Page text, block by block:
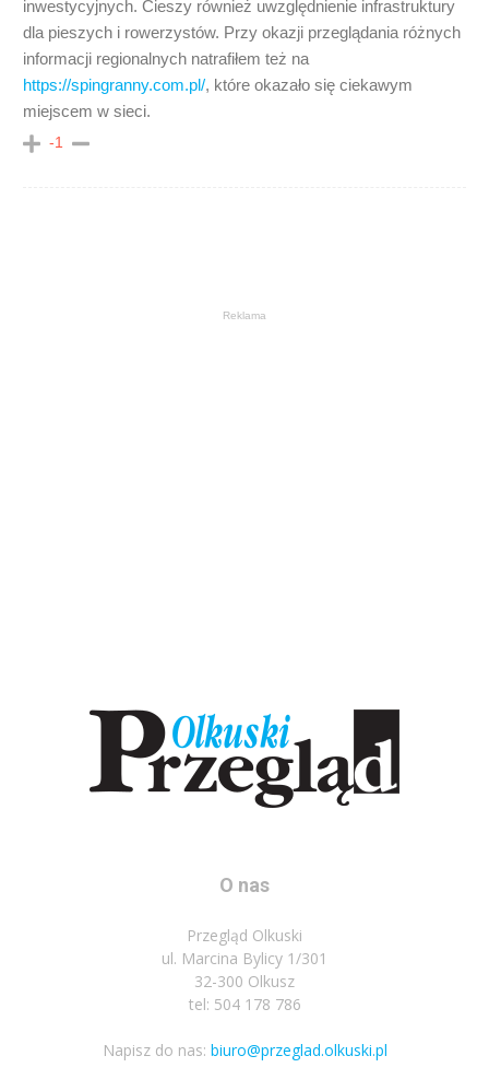
inwestycyjnych. Cieszy również uwzględnienie infrastruktury
dla pieszych i rowerzystów. Przy okazji przeglądania różnych
informacji regionalnych natrafiłem też na
https://spingranny.com.pl/, które okazało się ciekawym
miejscem w sieci.
-1
Reklama
O nas
Przegląd Olkuski
ul. Marcina Bylicy 1/301
32-300 Olkusz
tel: 504 178 786
Napisz do nas: biuro@przeglad.olkuski.pl